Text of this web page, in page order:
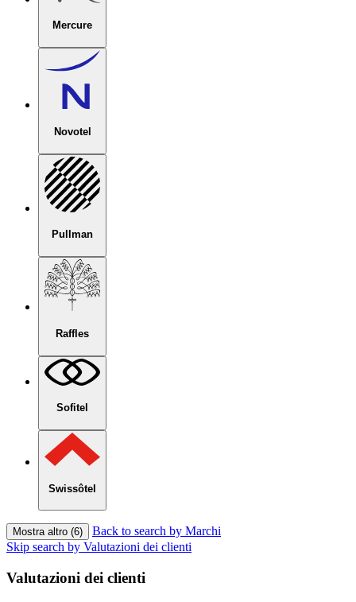
Mercure
Novotel
Pullman
Raffles
Sofitel
Swissôtel
Mostra altro (6)
Back to search by Marchi
Skip search by Valutazioni dei clienti
Valutazioni dei clienti